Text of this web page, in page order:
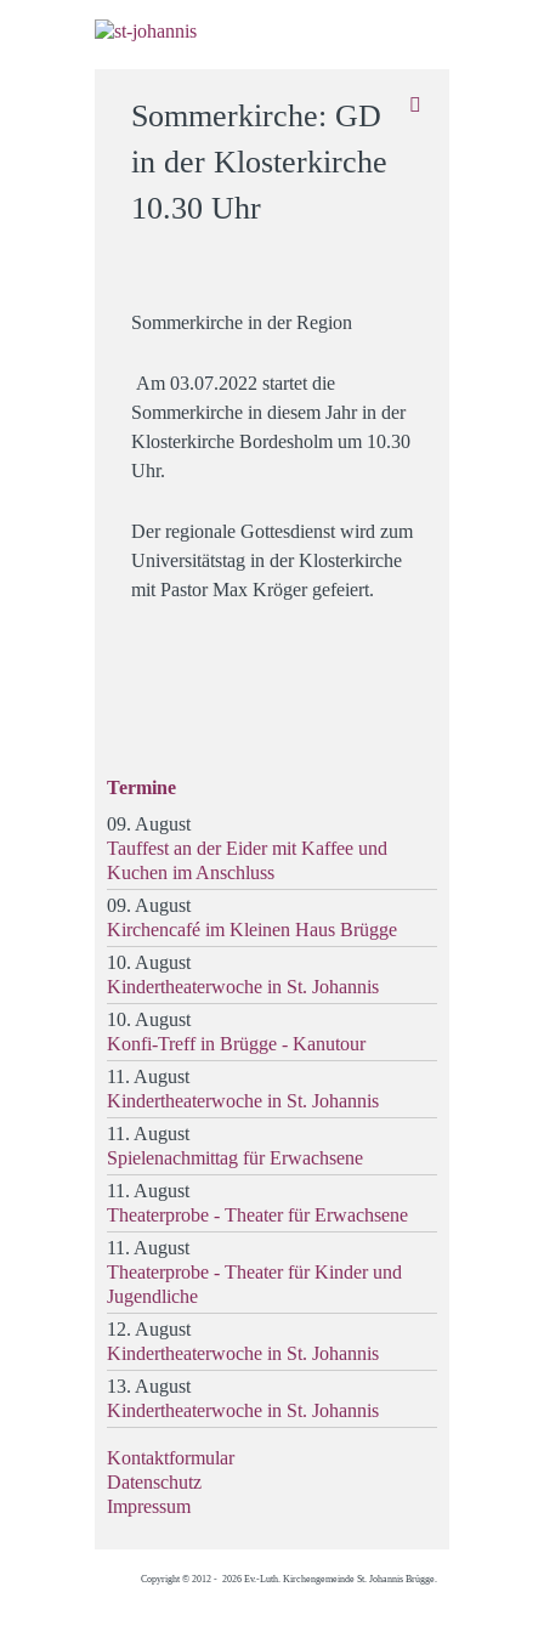
Sommerkirche: GD
in der Klosterkirche
10.30 Uhr
Sommerkirche in der Region
Am 03.07.2022 startet die
Sommerkirche in diesem Jahr in der
Klosterkirche Bordesholm um 10.30
Uhr.
Der regionale Gottesdienst wird zum
Universitätstag in der Klosterkirche
mit Pastor Max Kröger gefeiert.
Termine
09. August
Tauffest an der Eider mit Kaffee und
Kuchen im Anschluss
09. August
Kirchencafé im Kleinen Haus Brügge
10. August
Kindertheaterwoche in St. Johannis
10. August
Konfi-Treff in Brügge - Kanutour
11. August
Kindertheaterwoche in St. Johannis
11. August
Spielenachmittag für Erwachsene
11. August
Theaterprobe - Theater für Erwachsene
11. August
Theaterprobe - Theater für Kinder und
Jugendliche
12. August
Kindertheaterwoche in St. Johannis
13. August
Kindertheaterwoche in St. Johannis
Kontaktformular
Datenschutz
Impressum
Copyright © 2012 - 2026 Ev.-Luth. Kirchengemeinde St. Johannis Brügge.